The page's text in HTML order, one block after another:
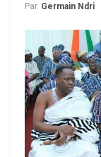
Par Germain Ndri